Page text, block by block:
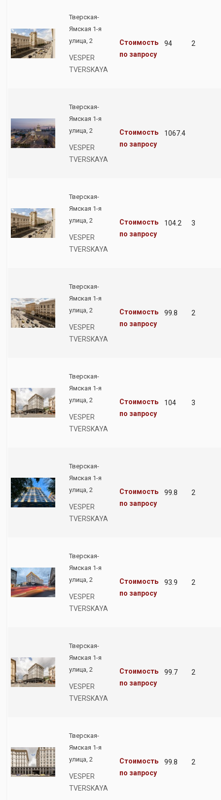
Тверская-
Ямская 1-я
улица, 2
VESPER
TVERSKAYA
Стоимость
по запросу
94 2
Тверская-
Ямская 1-я
улица, 2
VESPER
TVERSKAYA
Стоимость
по запросу
1067.4
Тверская-
Ямская 1-я
улица, 2
VESPER
TVERSKAYA
Стоимость
по запросу
104.2 3
Тверская-
Ямская 1-я
улица, 2
VESPER
TVERSKAYA
Стоимость
по запросу
99.8 2
Тверская-
Ямская 1-я
улица, 2
VESPER
TVERSKAYA
Стоимость
по запросу
104 3
Тверская-
Ямская 1-я
улица, 2
VESPER
TVERSKAYA
Стоимость
по запросу
99.8 2
Тверская-
Ямская 1-я
улица, 2
VESPER
TVERSKAYA
Стоимость
по запросу
93.9 2
Тверская-
Ямская 1-я
улица, 2
VESPER
TVERSKAYA
Стоимость
по запросу
99.7 2
Тверская-
Ямская 1-я
улица, 2
VESPER
TVERSKAYA
Стоимость
по запросу
99.8 2